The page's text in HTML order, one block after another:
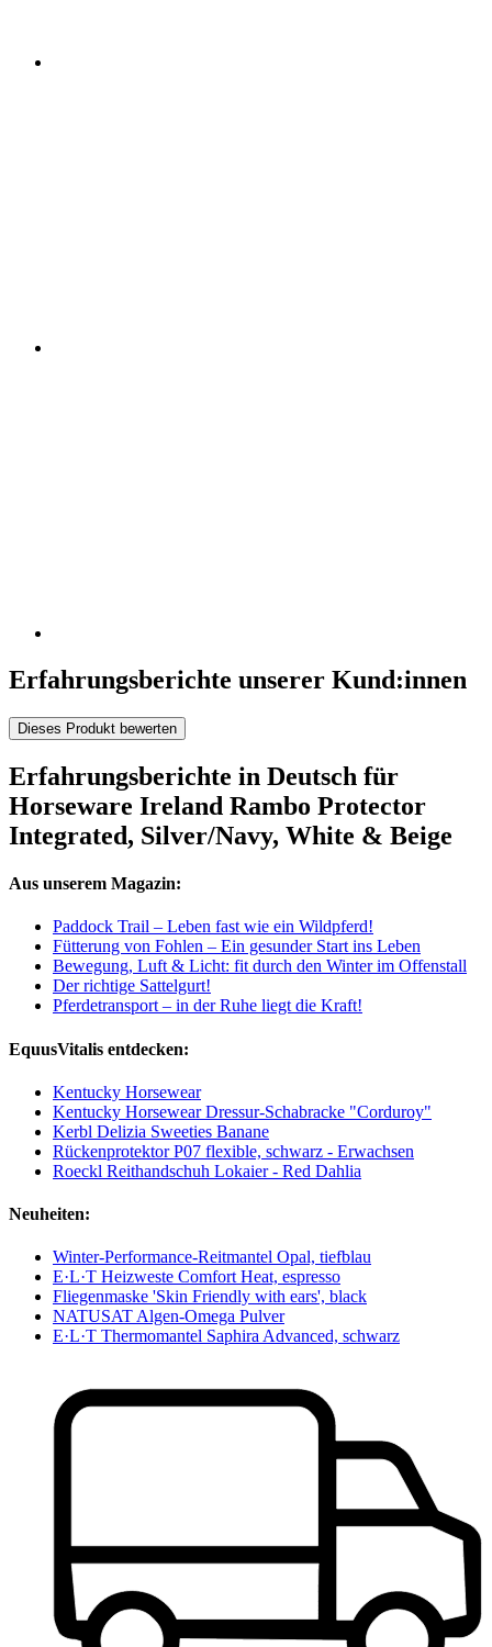
Erfahrungsberichte unserer Kund:innen
Dieses Produkt bewerten
Erfahrungsberichte in Deutsch für
Horseware Ireland Rambo Protector
Integrated, Silver/Navy, White & Beige
Aus unserem Magazin:
Paddock Trail – Leben fast wie ein Wildpferd!
Fütterung von Fohlen – Ein gesunder Start ins Leben
Bewegung, Luft & Licht: fit durch den Winter im Offenstall
Der richtige Sattelgurt!
Pferdetransport – in der Ruhe liegt die Kraft!
EquusVitalis entdecken:
Kentucky Horsewear
Kentucky Horsewear Dressur-Schabracke "Corduroy"
Kerbl Delizia Sweeties Banane
Rückenprotektor P07 flexible, schwarz - Erwachsen
Roeckl Reithandschuh Lokaier - Red Dahlia
Neuheiten:
Winter-Performance-Reitmantel Opal, tiefblau
E·L·T Heizweste Comfort Heat, espresso
Fliegenmaske 'Skin Friendly with ears', black
NATUSAT Algen-Omega Pulver
E·L·T Thermomantel Saphira Advanced, schwarz